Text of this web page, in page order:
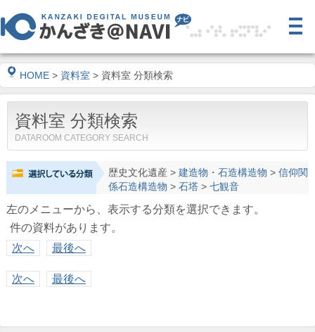
HOME > 資料室 > 資料室 分類検索
資料室 分類検索
DATAROOM CATEGORY SEARCH
歴史文化遺産> 建造物・石造構造物 > 信仰関
係石造構造物 > 石塔> 七観音
左のメニューから、表示する分類を選択できます。
件の資料があります。
次へ
最後へ
次へ 最後へ